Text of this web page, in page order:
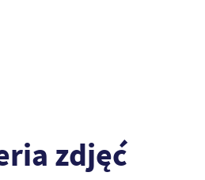
zdjęć